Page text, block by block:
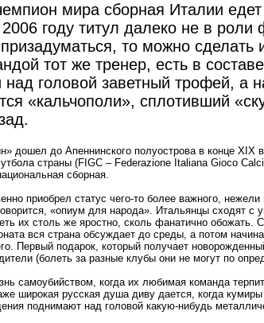
мира сборная Италии
году титул далеко не в роли
то можно сделать
тот же тренер, есть в
головой заветный трофей, а
«кальчополи», сплотивший
дошел до Апеннинского полуострова в конце XIX
страны (FIGC – Federazione Italiana Gioco
сборная.
приобрел статус чего-то более важного, нежели
«опиум для народа». Итальянцы сходят с
их столь же яростно, сколь фанатично обожать.
вся страна обсуждает до среды, а потом
Первый подарок, который получает
(болеть за разные клубы они не могут по
самоубийством, когда их любимая команда
широкая русская душа диву дается, когда
поднимают над головой какую-нибудь